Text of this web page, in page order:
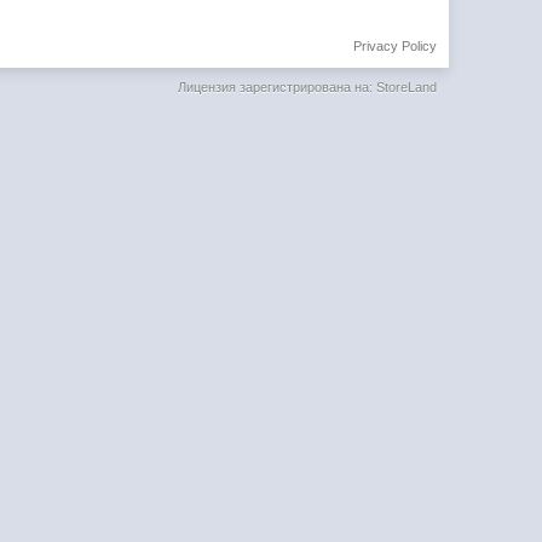
Privacy Policy
Лицензия зарегистрирована на: StoreLand